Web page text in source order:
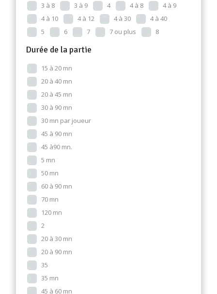
3 à 8
3 à 9 4 4 à 8
4 à 9
4 à 10
4 à 12 4 à 30
4 à 40
5
6 7 7 ou plus 8
Durée de la partie
15 à 20 mn
20 à 40 mn
20 à 45 mn
30 à 90 mn
30 mn par joueur
45 à 90 mn
45 à90 mn.
5 mn
50 mn
60 à 90 mn
70 mn
120 mn
2
20 à 30 mn
20 à 90 mn
35
35 mn
45 à 60 mn